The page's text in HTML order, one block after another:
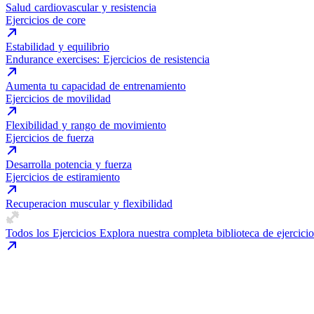
Salud cardiovascular y resistencia
Ejercicios de core
Estabilidad y equilibrio
Endurance exercises: Ejercicios de resistencia
Aumenta tu capacidad de entrenamiento
Ejercicios de movilidad
Flexibilidad y rango de movimiento
Ejercicios de fuerza
Desarrolla potencia y fuerza
Ejercicios de estiramiento
Recuperacion muscular y flexibilidad
Todos los Ejercicios Explora nuestra completa biblioteca de